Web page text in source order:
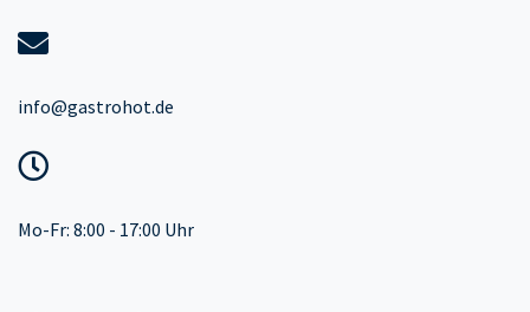
info@gastrohot.de
Mo-Fr: 8:00 - 17:00 Uhr